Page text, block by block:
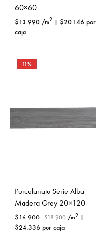
60×60
$13.990 /m2 | $20.146 por
caja
11%
Porcelanato Serie Alba
Madera Grey 20×120
$16.900 $18.900 /m2 |
$24.336 por caja